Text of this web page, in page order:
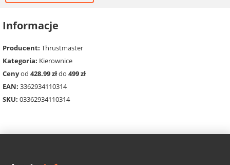
Informacje
Producent: Thrustmaster
Kategoria: Kierownice
Cenyod 428.99 złdo 499 zł
EAN: 3362934110314
SKU: 03362934110314